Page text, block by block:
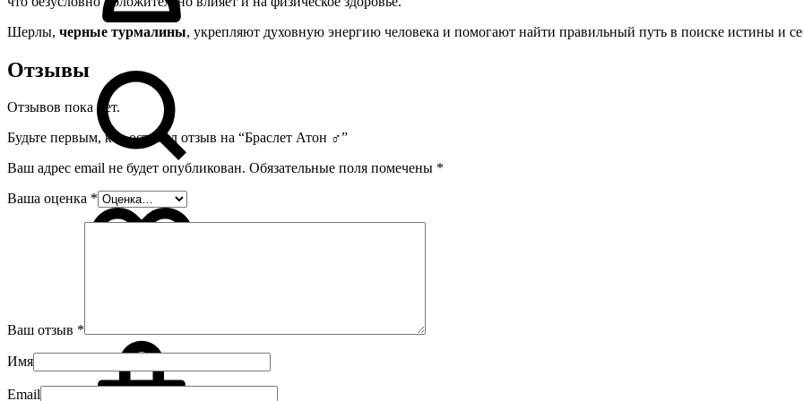
Шерлы, черные турмалины, укрепляют духовную энергию человека и помогают найти правильный путь в поиске истины и
Отзывы
Отзывов пока нет.
Будьте первым, кто оставил отзыв на “Браслет Атон ♂”
Ваш адрес email не будет опубликован. Обязательные поля помечены *
Ваша оценка *
Ваш отзыв *
Имя
Email